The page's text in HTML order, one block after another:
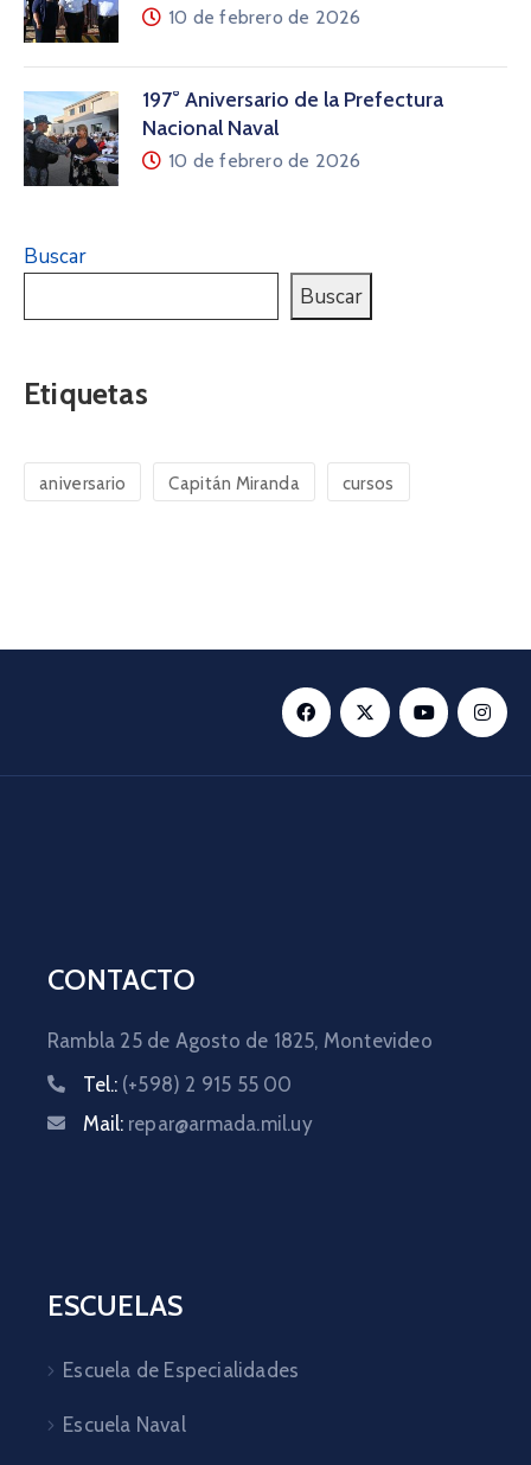
10 de febrero de 2026
197° Aniversario de la Prefectura
Nacional Naval
10 de febrero de 2026
Buscar
Buscar
Etiquetas
aniversario Capitán Miranda cursos
CONTACTO
Rambla 25 de Agosto de 1825, Montevideo
Tel.: (+598) 2 915 55 00
Mail: repar@armada.mil.uy
ESCUELAS
Escuela de Especialidades
Escuela Naval